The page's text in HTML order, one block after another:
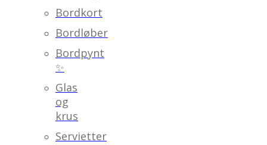
Bordkort
Bordløber
Bordpynt
✨
Glas
og
krus
Servietter